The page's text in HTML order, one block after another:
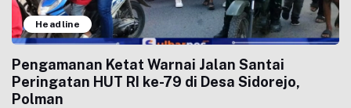
Headline
Pengamanan Ketat Warnai Jalan Santai
Peringatan HUT RI ke-79 di Desa Sidorejo,
Polman